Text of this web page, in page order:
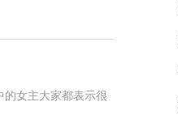
的女主大家都表示很